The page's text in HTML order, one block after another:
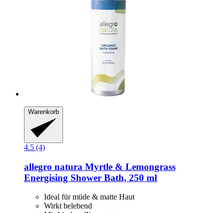
Warenkorb
4.5 (4)
allegro natura Myrtle & Lemongrass
Energising Shower Bath, 250 ml
Ideal für müde & matte Haut
Wirkt belebend